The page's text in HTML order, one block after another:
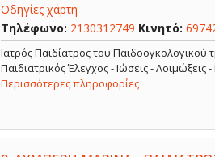
Οδηγίες χάρτη
Τηλέφωνο: 2130312749 Κινητό:
Ιατρός Παιδίατρος του
Παιδιατρικός Έλεγχος - Ιώσεις -
Περισσότερες πληροφορίες